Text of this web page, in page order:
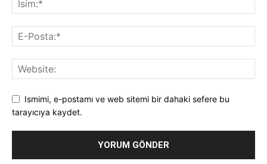
Ismimi, e-postamı ve web sitemi bir dahaki sefere bu
tarayıcıya kaydet.